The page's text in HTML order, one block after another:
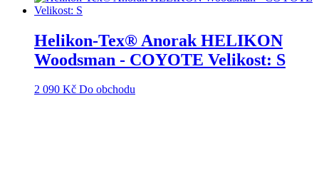
Helikon-Tex® Anorak HELIKON
Woodsman - COYOTE Velikost: S
2 090 Kč Do obchodu